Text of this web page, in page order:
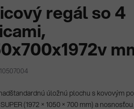
regál so 4
úložnú plochu s kovovým
(1972 × 1050 × 700 mm) a